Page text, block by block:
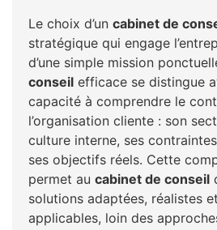
Le choix d’un cabinet de
stratégique qui engage
d’une simple mission
conseil efficace se distingue
capacité à comprendre le
l’organisation cliente : son
culture interne, ses
ses objectifs réels. Cette
permet au cabinet de conseil
solutions adaptées, réalistes
applicables, loin des